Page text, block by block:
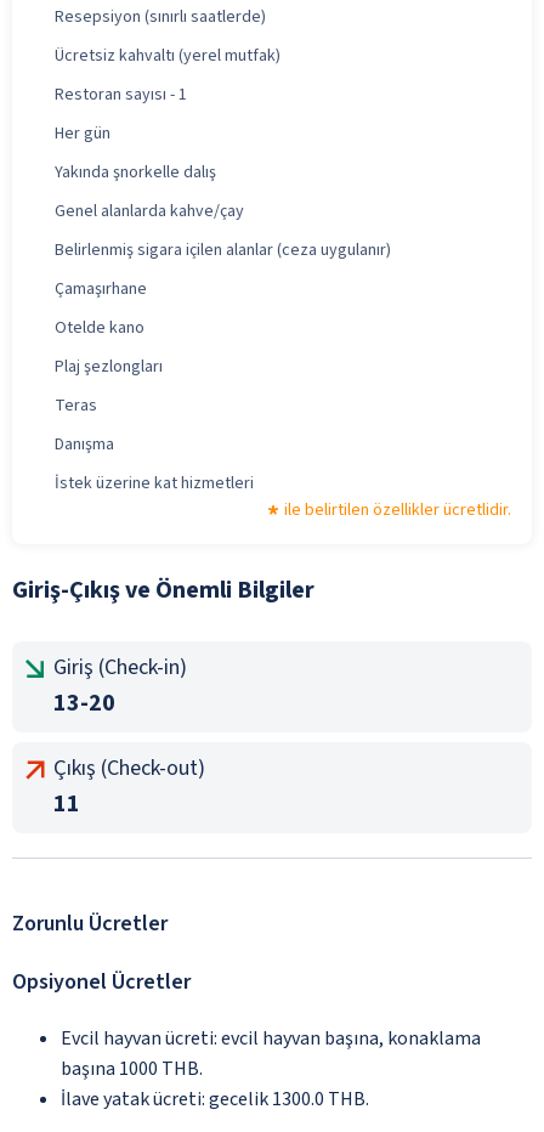
Resepsiyon (sınırlı saatlerde)
Ücretsiz kahvaltı (yerel mutfak)
Restoran sayısı - 1
Her gün
Yakında şnorkelle dalış
Genel alanlarda kahve/çay
Belirlenmiş sigara içilen alanlar (ceza uygulanır)
Çamaşırhane
Otelde kano
Plaj şezlongları
Teras
Danışma
İstek üzerine kat hizmetleri
ile belirtilen özellikler ücretlidir.
Giriş-Çıkış ve Önemli Bilgiler
Giriş (Check-in)
13-20
Çıkış (Check-out)
11
Zorunlu Ücretler
Opsiyonel Ücretler
Evcil hayvan ücreti: evcil hayvan başına, konaklama
başına 1000 THB.
İlave yatak ücreti: gecelik 1300.0 THB.